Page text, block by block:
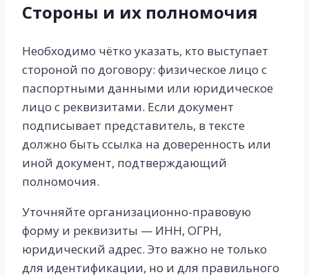
Стороны и их полномочия
Необходимо чётко указать, кто выступает
стороной по договору: физическое лицо с
паспортными данными или юридическое
лицо с реквизитами. Если документ
подписывает представитель, в тексте
должно быть ссылка на доверенность или
иной документ, подтверждающий
полномочия.
Уточняйте организационно-правовую
форму и реквизиты — ИНН, ОГРН,
юридический адрес. Это важно не только
для идентификации, но и для правильного